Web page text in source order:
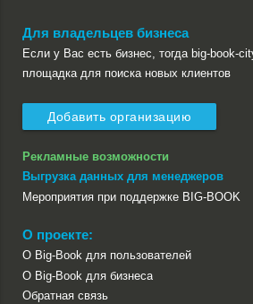
Для владельцев бизнеса
Если у Вас есть бизнес, тогда big-book-
площадка для поиска новых клиентов
Добавить организацию
Рекламные возможности
Выгрузка данных для менеджеров
Мероприятия при поддержке BIG-BOOK
О проекте:
О Big-Book для пользователей
О Big-Book для бизнеса
Обратная связь